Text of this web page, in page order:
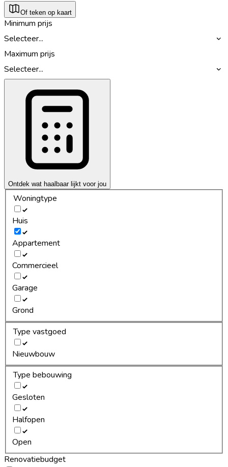
Of teken op kaart
Minimum prijs
Selecteer...
Maximum prijs
Selecteer...
Ontdek wat haalbaar lijkt voor jou
Woningtype
Huis
Appartement
Commercieel
Garage
Grond
Type vastgoed
Nieuwbouw
Type bebouwing
Gesloten
Halfopen
Open
Renovatiebudget